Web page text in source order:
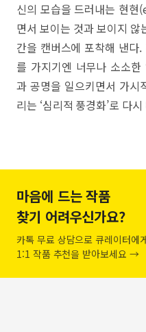
신의 모습을 드러내는 현
면서 보이는 것과 보이지
간을 캔버스에 포착해 낸다
를 가지기엔 너무나 소소
과 공명을 일으키면서 가시
리는 ‘심리적 풍경화’로 다
마음에 드는 작품
찾기 어려우신가요?
카톡 무료 상담으로 큐레이터에
1:1 작품 추천을 받아보세요 →